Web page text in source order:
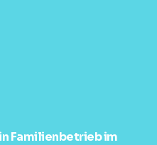
Familienbetrieb im